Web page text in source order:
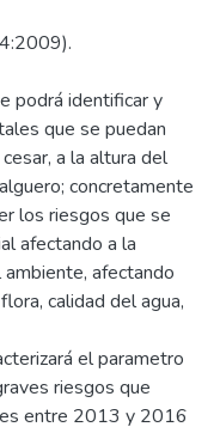
podrá identificar y
que se puedan
a la altura del
concretamente
los riesgos que se
afectando a la
ambiente, afectando
calidad del agua,
el parametro
riesgos que
entre 2013 y 2016